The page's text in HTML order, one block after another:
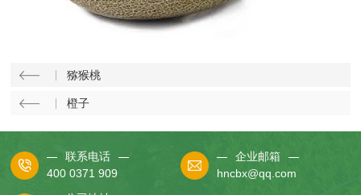
猕猴桃
橙子
联系电话
400 0371 909
企业邮箱
hncbx@qq.com